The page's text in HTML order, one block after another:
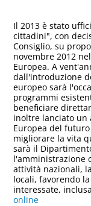
Il 2013 è stato
cittadini", con
Consiglio, su
novembre 2012
Europea. A
dall'introduzione
europeo sarà
programmi
beneficiare
inoltre lanciato
Europea del
migliorare la vita
sarà il
l'amministrazione
attività nazionali,
locali, favorendo
interessate,
online